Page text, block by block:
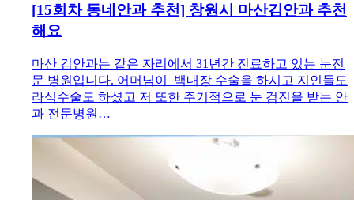
[15회차 동네안과 추천] 창원시 마산김안과 추천
해요
마산 김안과는 같은 자리에서 31년간 진료하고 있는 눈전
문 병원입니다. 어머님이 백내장 수술을 하시고 지인들도
라식수술도 하셨고 저 또한 주기적으로 눈 검진을 받는 안
과 전문병원…